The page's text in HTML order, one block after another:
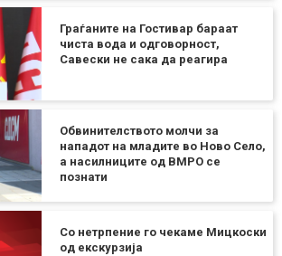
Граѓаните на Гостивар бараат
чиста вода и одговорност,
Савески не сака да реагира
Обвинителството молчи за
нападот на младите во Ново Село,
а насилниците од ВМРО се
познати
Со нетрпение го чекаме Мицкоски
од екскурзија